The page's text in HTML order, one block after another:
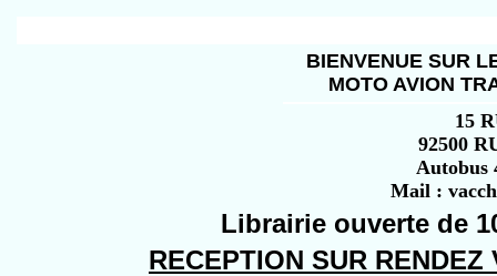
BIENVENUE SUR
MOTO AVION
15
92500
Autobus
Mail :
Librairie ouverte de
RECEPTION SUR